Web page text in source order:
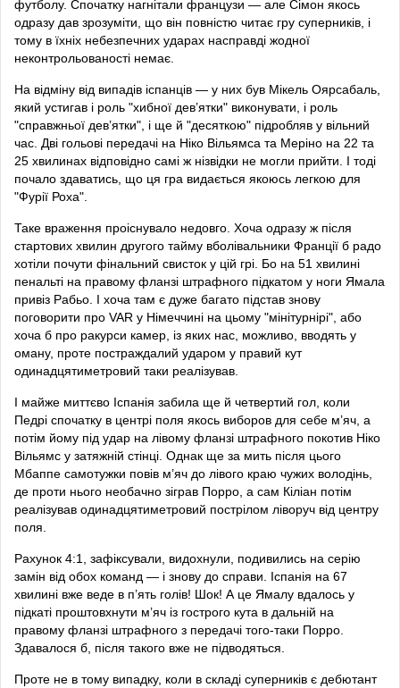
футболу. Спочатку нагнітали французи — але Сімон якось
одразу дав зрозуміти, що він повністю читає гру суперників, і
тому в їхніх небезпечних ударах насправді жодної
неконтрольованості немає.
На відміну від випадів іспанців — у них був Мікель Оярсабаль,
який устигав і роль "хибної дев’ятки" виконувати, і роль
"справжньої дев’ятки", і ще й "десяткою" підробляв у вільний
час. Дві гольові передачі на Ніко Вільямса та Меріно на 22 та
25 хвилинах відповідно самі ж нізвідки не могли прийти. І тоді
почало здаватись, що ця гра видається якоюсь легкою для
"Фурії Роха".
Таке враження проіснувало недовго. Хоча одразу ж після
стартових хвилин другого тайму вболівальники Франції б радо
хотіли почути фінальний свисток у цій грі. Бо на 51 хвилині
пенальті на правому фланзі штрафного підкатом у ноги Ямала
привіз Рабьо. І хоча там є дуже багато підстав знову
поговорити про VAR у Німеччині на цьому "мінітурнірі", або
хоча б про ракурси камер, із яких нас, можливо, вводять у
оману, проте постраждалий ударом у правий кут
одинадцятиметровий таки реалізував.
І майже миттєво Іспанія забила ще й четвертий гол, коли
Педрі спочатку в центрі поля якось виборов для себе м’яч, а
потім йому під удар на лівому фланзі штрафного покотив Ніко
Вільямс у затяжній стінці. Однак ще за мить після цього
Мбаппе самотужки повів м’яч до лівого краю чужих володінь,
де проти нього необачно зіграв Порро, а сам Кіліан потім
реалізував одинадцятиметровий пострілом ліворуч від центру
поля.
Рахунок 4:1, зафіксували, видохнули, подивились на серію
замін від обох команд — і знову до справи. Іспанія на 67
хвилині вже веде в п’ять голів! Шок! А це Ямалу вдалось у
підкаті проштовхнути м’яч із гострого кута в дальній на
правому фланзі штрафного з передачі того-таки Порро.
Здавалося б, після такого вже не підводяться.
Проте не в тому випадку, коли в складі суперників є дебютант